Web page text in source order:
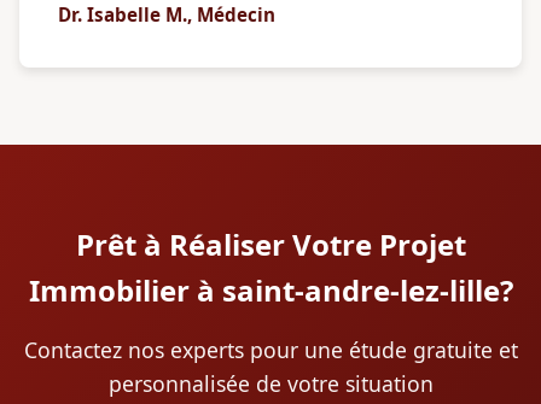
Dr. Isabelle M., Médecin
Prêt à Réaliser Votre Projet
Immobilier à saint-andre-lez-lille?
Contactez nos experts pour une étude gratuite et
personnalisée de votre situation